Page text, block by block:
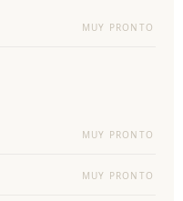
MUY PRONTO
MUY PRONTO
MUY PRONTO